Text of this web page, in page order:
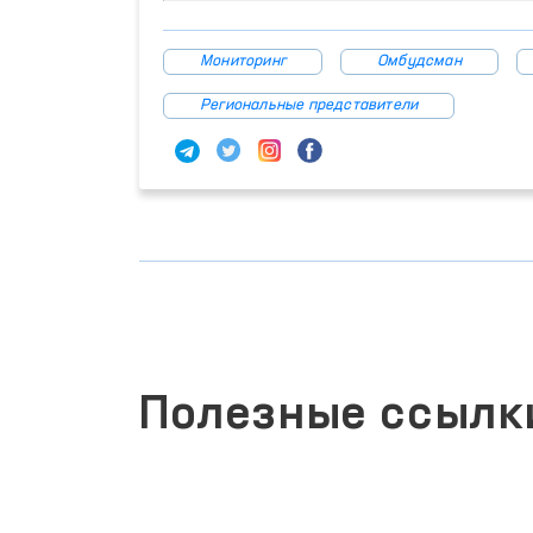
Мониторинг Омбудсман
Региональные представители
Полезные